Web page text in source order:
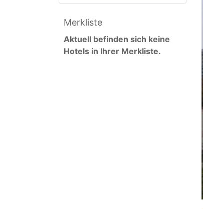
Merkliste
Aktuell befinden sich keine
Hotels in Ihrer Merkliste.